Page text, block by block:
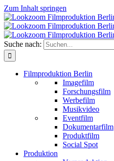
Zum Inhalt springen
Suche nach:
Filmproduktion Berlin
Imagefilm
Forschungsfilm
Werbefilm
Musikvideo
Eventfilm
Dokumentarfilm
Produktfilm
Social Spot
Produktion